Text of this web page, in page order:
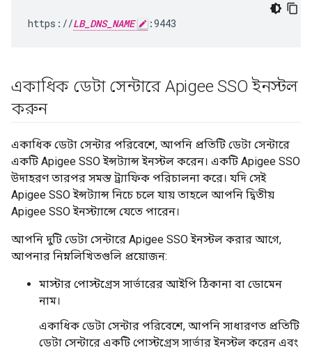
https://LB_DNS_NAME :9443
একাধিক ডেটা সেন্টারে Apigee SSO ইনস্টল
করুন
একাধিক ডেটা সেন্টার পরিবেশে, আপনি প্রতিটি ডেটা সেন্টারে
একটি Apigee SSO ইন্সট্যান্স ইনস্টল করেন। একটি Apigee SSO
উদাহরণ তারপর সমস্ত ট্র্যাফিক পরিচালনা করে। যদি সেই
Apigee SSO ইন্সট্যান্স নিচে চলে যায় তাহলে আপনি দ্বিতীয়
Apigee SSO ইনস্ট্যান্সে যেতে পারেন।
আপনি দুটি ডেটা সেন্টারে Apigee SSO ইনস্টল করার আগে,
আপনার নিম্নলিখিতগুলি প্রয়োজন:
মাস্টার পোস্টগ্রেস সার্ভারের আইপি ঠিকানা বা ডোমেন
নাম।
একাধিক ডেটা সেন্টার পরিবেশে, আপনি সাধারণত প্রতিটি
ডেটা সেন্টারে একটি পোস্টগ্রেস সার্ভার ইনস্টল করেন এবং